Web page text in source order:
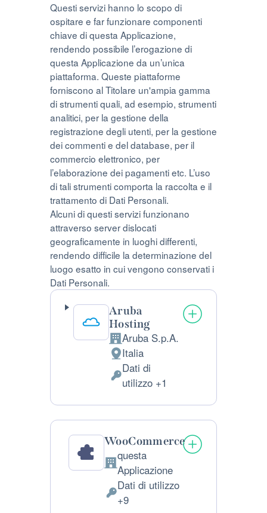
Questi servizi hanno lo scopo di
ospitare e far funzionare componenti
chiave di questa Applicazione,
rendendo possibile l’erogazione di
questa Applicazione da un’unica
piattaforma. Queste piattaforme
forniscono al Titolare un'ampia gamma
di strumenti quali, ad esempio, strumenti
analitici, per la gestione della
registrazione degli utenti, per la gestione
dei commenti e del database, per il
commercio elettronico, per
l’elaborazione dei pagamenti etc. L’uso
di tali strumenti comporta la raccolta e il
trattamento di Dati Personali.
Alcuni di questi servizi funzionano
attraverso server dislocati
geograficamente in luoghi differenti,
rendendo difficile la determinazione del
luogo esatto in cui vengono conservati i
Dati Personali.
Aruba
Hosting
Azienda:
Aruba S.p.A.
Luogo
del
trattamento:
Italia
Dati
Dati di
utilizzo +1
WooCommerce
Azienda:
questa
Applicazione
Dati
Dati di utilizzo
+9